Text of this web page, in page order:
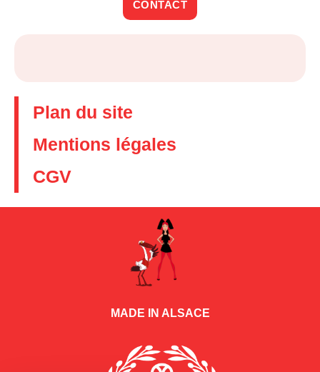
CONTACT
Plan du site
Mentions légales
CGV
MADE IN ALSACE